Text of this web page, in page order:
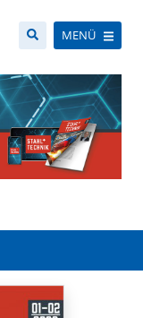
MENÜ